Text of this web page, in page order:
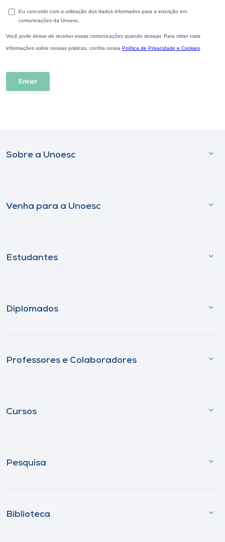
Sobre a Unoesc
Venha para a Unoesc
Estudantes
Diplomados
Professores e Colaboradores
Cursos
Pesquisa
Biblioteca